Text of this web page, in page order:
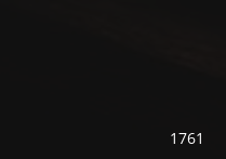
1761